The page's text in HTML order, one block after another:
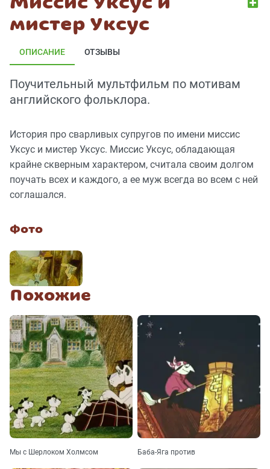
мистер Уксус
ОПИСАНИЕ ОТЗЫВЫ
Поучительный мультфильм по мотивам
английского фольклора.
История про сварливых супругов по имени миссис
Уксус и мистер Уксус. Миссис Уксус, обладающая
крайне скверным характером, считала своим долгом
поучать всех и каждого, а ее муж всегда во всем с ней
соглашался.
Фото
Похожие
Мы с Шерлоком Холмсом Баба-Яга против